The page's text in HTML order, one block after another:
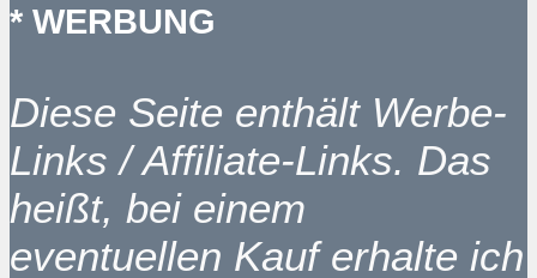
* WERBUNG
Diese Seite enthält Werbe-
Links / Affiliate-Links. Das
heißt, bei einem
eventuellen Kauf erhalte ich